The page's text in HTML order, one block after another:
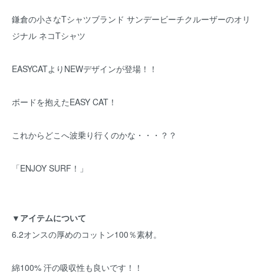
鎌倉の小さなTシャツブランド サンデービーチクルーザーのオリ
ジナル ネコTシャツ
EASYCATよりNEWデザインが登場！！
ボードを抱えたEASY CAT！
これからどこへ波乗り行くのかな・・・？？
「ENJOY SURF！」
▼アイテムについて
6.2オンスの厚めのコットン100％素材。
綿100% 汗の吸収性も良いです！！